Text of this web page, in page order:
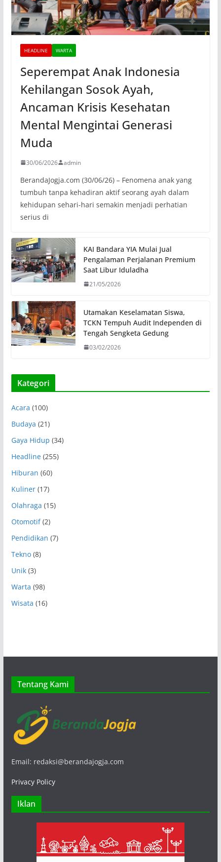
HEADLINE WARTA
Seperempat Anak Indonesia
Kehilangan Sosok Ayah,
Ancaman Krisis Kesehatan
Mental Mengintai Generasi
Muda
30/06/2026 admin
BerandaJogja.com (30/06/26) – Fenomena anak yang
tumbuh tanpa kehadiran aktif seorang ayah dalam
kehidupan sehari-hari semakin menjadi perhatian
serius di
KAI Bandara YIA Mulai Jual
Pengalaman Perjalanan Premium
Saat Libur Iduladha
21/05/2026
Utamakan Keselamatan Siswa,
TCKN Tempuh Audit Independen di
Tengah Sengketa Gedung
03/02/2026
Kategori
Acara (100)
Budaya (21)
Gaya Hidup (34)
Headline(255)
Hiburan (60)
Kuliner(17)
Olahraga (15)
Otomotif(2)
Pendidikan (7)
Tekno(8)
Unik(3)
Warta (98)
Wisata (16)
Tentang Kami
Email: redaksi@berandajogja.com
Privacy Policy
Iklan